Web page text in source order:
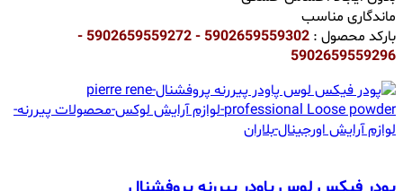
ماندگاری مناسب
بارکد محصول : 5902659559302 - 5902659559272 -
5902659559296